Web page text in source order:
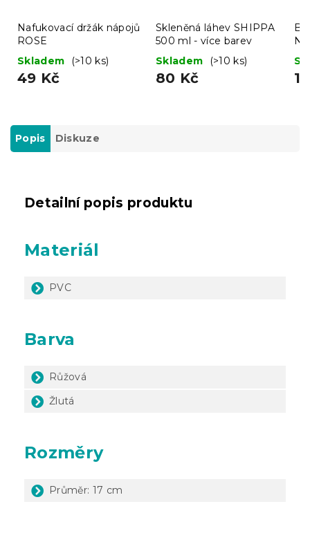
Nafukovací držák nápojů
ROSE
Skladem
(>10 ks)
49 Kč
Skleněná láhev SHIPPA
500 ml - více barev
Skladem
(>10 ks)
80 Kč
Popis Diskuze
Detailní popis produktu
Materiál
PVC
Barva
Růžová
Žlutá
Rozměry
Průměr: 17 cm